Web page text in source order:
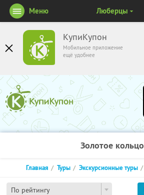
КупиКупон
Мобильное приложение
ещё удобнее
Меню Люберцы
Золотое кольцо
По рейтингу
Главная Туры Экскурсионные туры